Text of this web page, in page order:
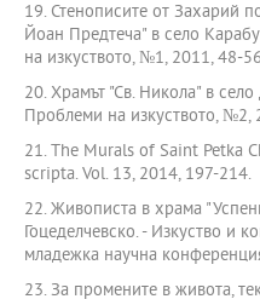
19. Стенописите от Захарий
Йоан Предтеча" в село
на изкуството, №1, 2011, 48-
20. Храмът "Св. Никола" в село
Проблеми на изкуството, №2,
21. The Murals of Saint Petka
scripta. Vol. 13, 2014, 197-214.
22. Живописта в храма
Гоцеделчевско. - Изкуство и
младежка научна
23. За промените в живота,